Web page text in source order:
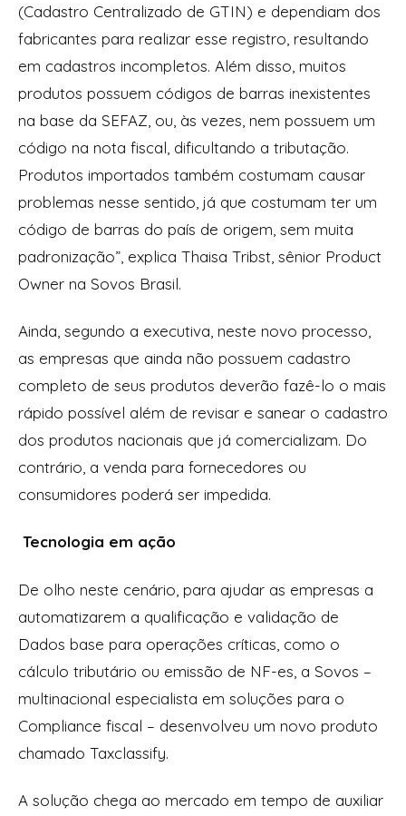
(Cadastro Centralizado de GTIN) e dependiam dos
fabricantes para realizar esse registro, resultando
em cadastros incompletos. Além disso, muitos
produtos possuem códigos de barras inexistentes
na base da SEFAZ, ou, às vezes, nem possuem um
código na nota fiscal, dificultando a tributação.
Produtos importados também costumam causar
problemas nesse sentido, já que costumam ter um
código de barras do país de origem, sem muita
padronização”, explica Thaisa Tribst, sênior Product
Owner na Sovos Brasil.
Ainda, segundo a executiva, neste novo processo,
as empresas que ainda não possuem cadastro
completo de seus produtos deverão fazê-lo o mais
rápido possível além de revisar e sanear o cadastro
dos produtos nacionais que já comercializam. Do
contrário, a venda para fornecedores ou
consumidores poderá ser impedida.
Tecnologia em ação
De olho neste cenário, para ajudar as empresas a
automatizarem a qualificação e validação de
Dados base para operações críticas, como o
cálculo tributário ou emissão de NF-es, a Sovos –
multinacional especialista em soluções para o
Compliance fiscal – desenvolveu um novo produto
chamado Taxclassify.
A solução chega ao mercado em tempo de auxiliar